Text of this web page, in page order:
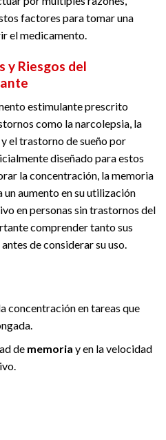
factores para tomar una
el medicamento.
Riesgos del
estimulante prescrito
como la narcolepsia, la
el trastorno de sueño por
diseñado para estos
la concentración, la memoria
aumento en su utilización
en personas sin trastornos del
comprender tanto sus
de considerar su uso.
concentración en tareas que
de memoria y en la velocidad